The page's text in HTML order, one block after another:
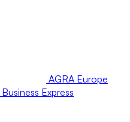
AGRA Europe
Business Express